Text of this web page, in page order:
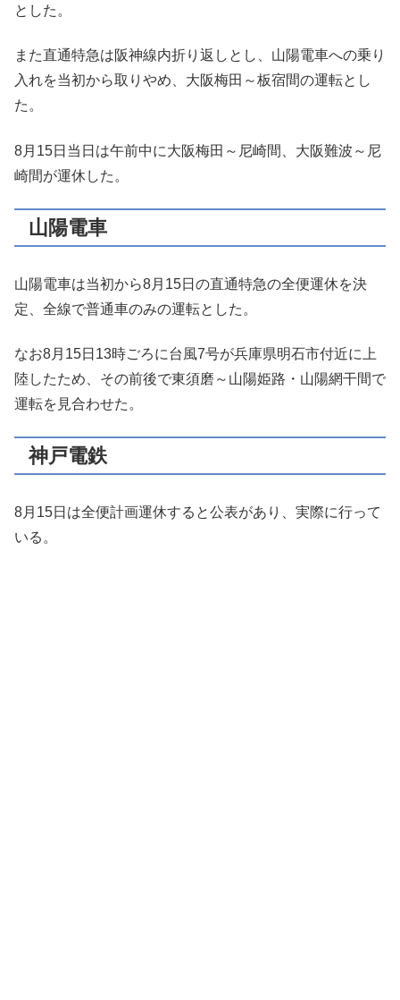
とした。
また直通特急は阪神線内折り返しとし、山陽電車への乗り
入れを当初から取りやめ、大阪梅田～板宿間の運転とし
た。
8月15日当日は午前中に大阪梅田～尼崎間、大阪難波～尼
崎間が運休した。
山陽電車
山陽電車は当初から8月15日の直通特急の全便運休を決
定、全線で普通車のみの運転とした。
なお8月15日13時ごろに台風7号が兵庫県明石市付近に上
陸したため、その前後で東須磨～山陽姫路・山陽網干間で
運転を見合わせた。
神戸電鉄
8月15日は全便計画運休すると公表があり、実際に行って
いる。